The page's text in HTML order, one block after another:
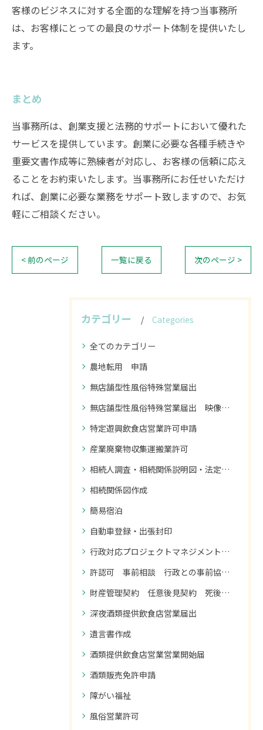
客様のビジネスに対する全面的な理解を持つ当事務所
は、お客様にとっての最良のサポート体制を提供いたし
ます。
まとめ
当事務所は、創業支援と法務的サポートにおいて優れた
サービスを提供しています。創業に必要な各種手続きや
重要文書作成等に熟練者が対応し、お客様の信頼に応え
ることをお約束いたします。当事務所にお任せいただけ
れば、創業に必要な業務をサポート致しますので、お気
軽にご相談ください。
< 前のページ 一覧に戻る 次のページ >
カテゴリー Categories
全てのカテゴリー
農地転用 申請
無店舗型性風俗特殊営業届出
無店舗型性風俗特殊営業届出 映像送信型性風俗特殊営業届出
特定遊興飲食店営業許可申請
産業廃棄物収集運搬業許可
相続人調査・相続関係説明図・法定相続情報の作成
相続関係図作成
簡易宿泊
自動車登録・出張封印
行政対応プロジェクトマネジメント 御社のプロジェクトで、行政とのやり取りを誰が全体管理されていますか？
許認可 事前相談 行政との事前協議・調整
財産管理契約 任意後見契約 死後事務委任契約
深夜酒類提供飲食店営業届出
遺言書作成
酒類提供飲食店営業営業開始届
酒類販売免許申請
障がい福祉
風俗営業許可